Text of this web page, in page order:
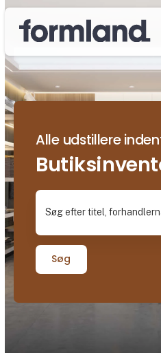
Alle udstillere
Søg efter titel,
Søg